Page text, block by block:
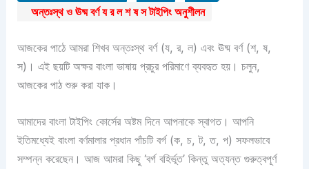
অন্তঃস্থ ও ঊষ্ম বর্ণ য র ল শ ষ স টাইপিং অনুশীলন
আজকের পাঠে আমরা শিখব অন্তঃস্থ বর্ণ (য, র, ল) এবং ঊষ্ম বর্ণ (শ, ষ,
স)। এই ছয়টি অক্ষর বাংলা ভাষায় প্রচুর পরিমাণে ব্যবহৃত হয়। চলুন,
আজকের পাঠ শুরু করা যাক।
আমাদের বাংলা টাইপিং কোর্সের অষ্টম দিনে আপনাকে স্বাগত। আপনি
ইতিমধ্যেই বাংলা বর্ণমালার প্রধান পাঁচটি বর্গ (ক, চ, ট, ত, প) সফলভাবে
সম্পন্ন করেছেন। আজ আমরা কিছু ‘বর্গ বহির্ভূত’ কিন্তু অত্যন্ত গুরুত্বপূর্ণ